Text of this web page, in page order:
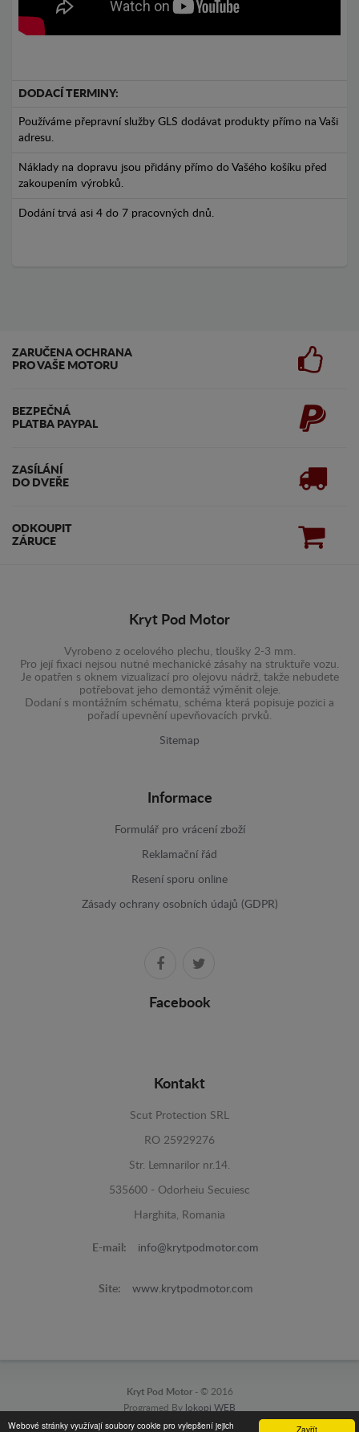
Zavřít
Webové stránky využívají soubory cookie pro vylepšení jejich
DODACÍ TERMINY:
Používáme přepravní služby GLS dodávat produkty přímo na Vaši
adresu.
Náklady na dopravu jsou přidány přímo do Vašého košíku před
zakoupením výrobků.
Dodání trvá asi 4 do 7 pracovných dnů.
ZARUČENA OCHRANA
PRO VAŠE MOTORU
BEZPEČNÁ
PLATBA PAYPAL
ZASÍLÁNÍ
DO DVEŘE
ODKOUPIT
ZÁRUCE
Kryt Pod Motor
Vyrobeno z ocelového plechu, tloušky 2-3 mm.
Pro její fixaci nejsou nutné mechanické zásahy na struktuře vozu.
Je opatřen s oknem vizualizací pro olejovu nádrž, takže nebudete
potřebovat jeho demontáž výměnit oleje.
Dodaní s montážním schématu, schéma která popisuje pozici a
pořadí upevnění upevňovacích prvků.
Sitemap
Informace
Formulář pro vrácení zboží
Reklamační řád
Resení sporu online
Zásady ochrany osobních údajů (GDPR)
Facebook
Kontakt
Scut Protection SRL
RO 25929276
Str. Lemnarilor nr.14.
535600 - Odorheiu Secuiesc
Harghita, Romania
E-mail: info@krytpodmotor.com
Site: www.krytpodmotor.com
Kryt Pod Motor - © 2016
Programed By lokopi WEB